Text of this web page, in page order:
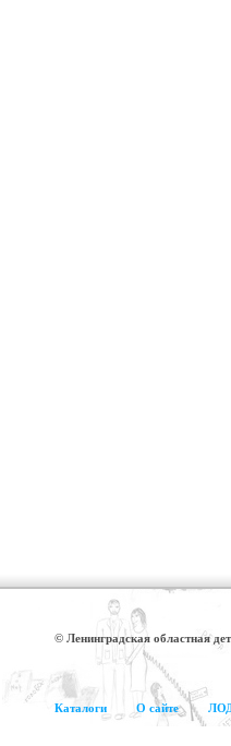
© Ленинградская областная
Каталоги О сайте